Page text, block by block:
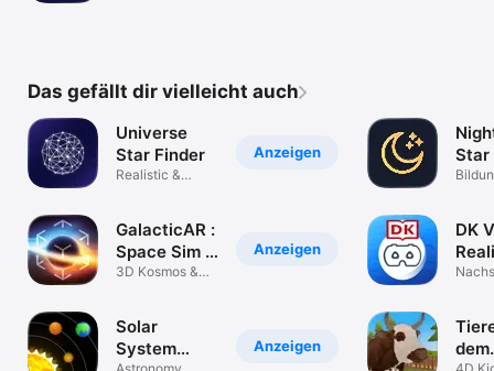
Das gefällt dir vielleicht auch
Anzeigen
Universe
Star Finder
Realistic &
Anzeigen
GalacticAR :
Space Sim &
Quiz
3D Kosmos &
Anzeigen
Solar
System
Star
DK
dem